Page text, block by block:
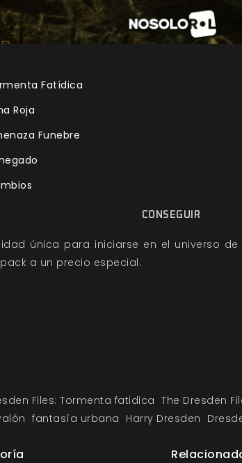
Fatídica
Roja
Funebre
CONSEGUIR
única para iniciarse en el universo
a un precio especial.
Files: Tormenta fatidica The Dresden
fantasía urbana Harry Dresden